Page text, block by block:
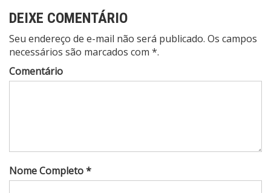
DEIXE COMENTÁRIO
Seu endereço de e-mail não será publicado. Os campos
necessários são marcados com *.
Comentário
Nome Completo *